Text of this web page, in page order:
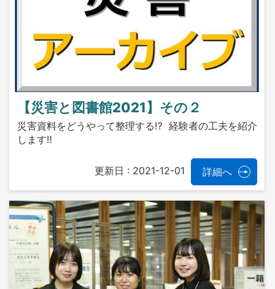
【災害と図書館2021】その２
災害資料をどうやって整理する⁉ 経験者の工夫を紹介
します‼
更新日 : 2021-12-01 詳細へ